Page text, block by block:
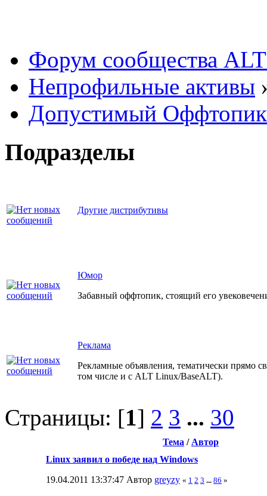
Форум сообщества
Непрофильные активы
Допустимый Оффтопик
Подразделы
Другие дистрибутивы
Юмор
Забавный оффтопик, стоящий его
Реклама
Рекламные объявления, тематически прямо
том числе и с ALT Linux/BaseALT).
Страницы: [1] 2 3 ... 30
Тема / Автор
Linux заявил о победе над Windows
19.04.2011 13:37:47 Автор greyzy « 1 2 3 ... 86 »